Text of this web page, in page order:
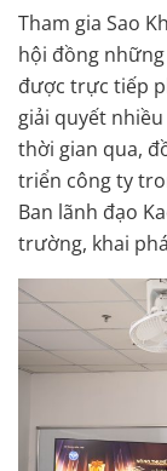
Tham gia Sao
hội đồng
được trực tiếp
giải quyết
thời gian qua,
triển công ty
Ban lãnh đạo
trường, khai